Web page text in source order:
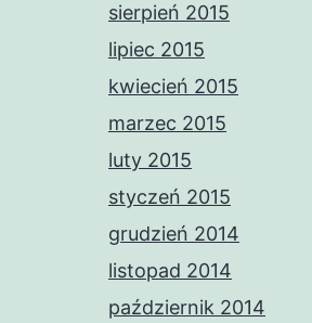
sierpień 2015
lipiec 2015
kwiecień 2015
marzec 2015
luty 2015
styczeń 2015
grudzień 2014
listopad 2014
październik 2014